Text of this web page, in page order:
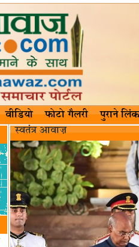
वीडियो फोटो गैलरी पुराने लिंक
स्वतंत्र आवाज़